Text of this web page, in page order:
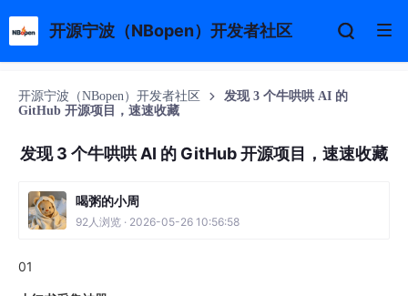
开源宁波（NBopen）开发者社区
开源宁波（NBopen）开发者社区
发现 3 个牛哄哄 AI 的
GitHub 开源项目，速速收藏
发现 3 个牛哄哄 AI 的 GitHub 开源项目，速速收藏
喝粥的小周
92人浏览 · 2026-05-26 10:56:58
01